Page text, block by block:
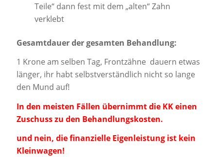
Teile“ dann fest mit dem „alten“ Zahn
verklebt
Gesamtdauer der gesamten Behandlung:
1 Krone am selben Tag, Frontzähne dauern etwas
länger, ihr habt selbstverständlich nicht so lange
den Mund auf!
In den meisten Fällen übernimmt die KK einen
Zuschuss zu den Behandlungskosten.
und nein, die finanzielle Eigenleistung ist kein
Kleinwagen!